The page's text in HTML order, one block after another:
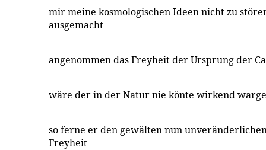
mir meine kosmologischen Ideen nicht zu
ausgemacht
angenommen das Freyheit der Ursprung der
wäre der in der Natur nie könte wirkend
so ferne er den gewälten nun
Freyheit